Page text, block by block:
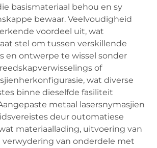
basismateriaal behou en sy
bewaar. Veelvoudigheid
voordeel uit, wat
stel om tussen verskillende
en ontwerpe te wissel sonder
of
wat diverse
binne dieselfde fasiliteit
metaal lasersnymasjien
deur outomatiese
materiaallading, uitvoering van
verwydering van onderdele met